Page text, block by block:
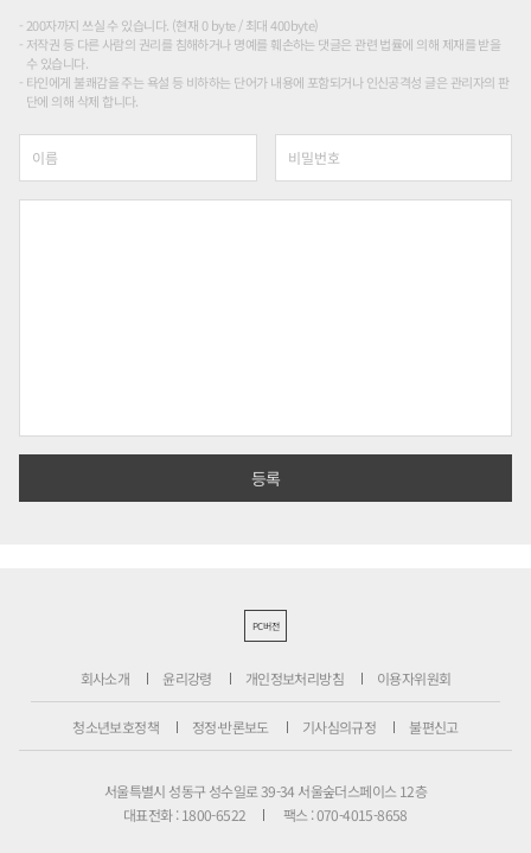
200자까지 쓰실 수 있습니다. (현재 0 byte / 최대 400byte)
저작권 등 다른 사람의 권리를 침해하거나 명예를 훼손하는 댓글은 관련 법률에 의해 제재를 받을
수 있습니다.
타인에게 불쾌감을 주는 욕설 등 비하하는 단어가 내용에 포함되거나 인신공격성 글은 관리자의 판
단에 의해 삭제 합니다.
PC버전
회사소개 윤리강령 개인정보처리방침 이용자위원회
청소년보호정책 정정·반론보도 기사심의규정 불편신고
서울특별시 성동구 성수일로 39-34 서울숲더스페이스 12층
대표전화 : 1800-6522
팩스 : 070-4015-8658